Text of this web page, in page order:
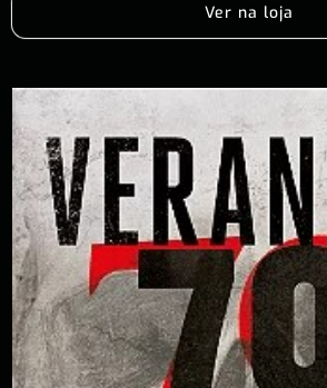
Ver na loja